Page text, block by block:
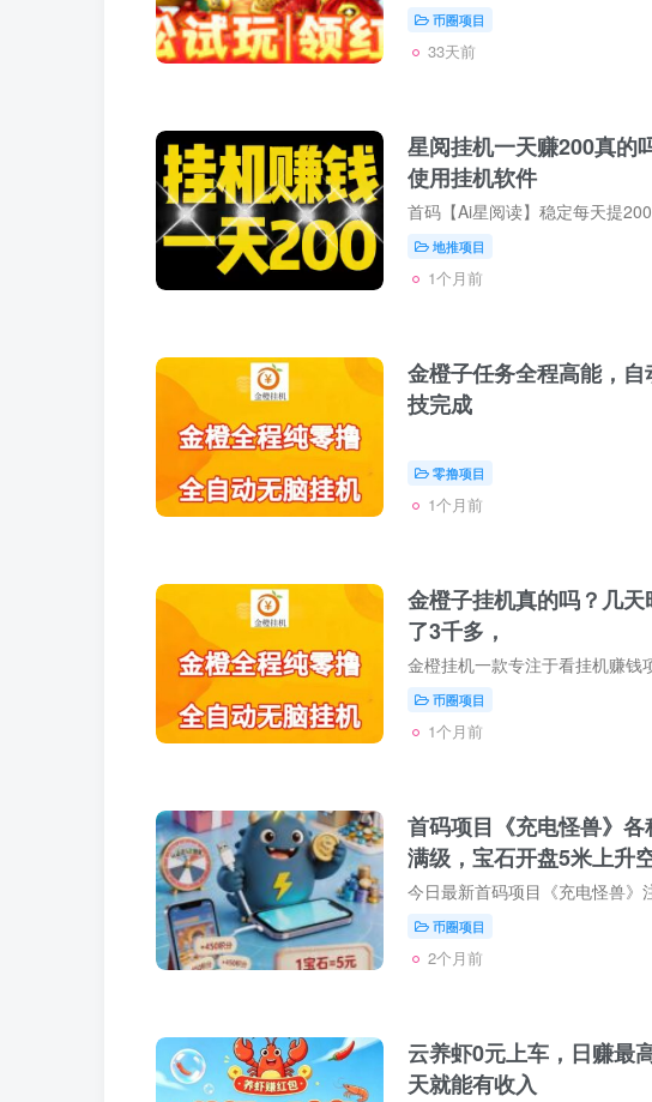
币圈项目
33天前
星阅挂机一天赚200真的
使用挂机软件
地推项目
1个月前
金橙子任务全程高能，
技完成
零撸项目
1个月前
金橙子挂机真的吗？几
了3千多，
币圈项目
1个月前
首码项目《充电怪兽》
满级，宝石开盘5米上升
币圈项目
2个月前
云养虾0元上车，日赚最
天就能有收入